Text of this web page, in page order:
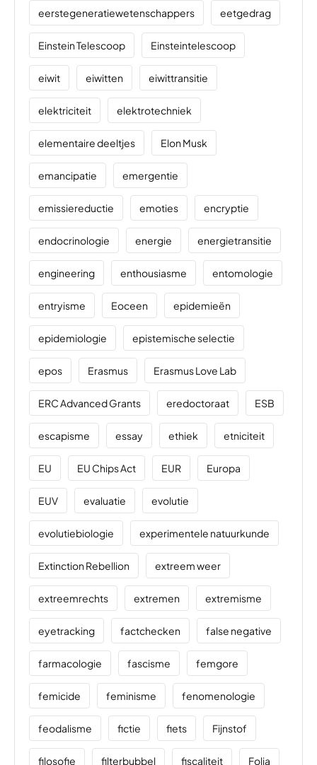
eerstegeneratiewetenschappers eetgedrag
Einstein Telescoop Einsteintelescoop
eiwit eiwitten eiwittransitie
elektriciteit elektrotechniek
elementaire deeltjes Elon Musk
emancipatie emergentie
emissiereductie emoties encryptie
endocrinologie energie energietransitie
engineering enthousiasme entomologie
entryisme Eoceen epidemieën
epidemiologie epistemische selectie
epos Erasmus Erasmus Love Lab
ERC Advanced Grants eredoctoraat ESB
escapisme essay ethiek etniciteit
EU EU Chips Act EUR Europa
EUV evaluatie evolutie
evolutiebiologie experimentele natuurkunde
Extinction Rebellion extreem weer
extreemrechts extremen extremisme
eyetracking factchecken false negative
farmacologie fascisme femgore
femicide feminisme fenomenologie
feodalisme fictie fiets Fijnstof
filosofie filterbubbel fiscaliteit Folia